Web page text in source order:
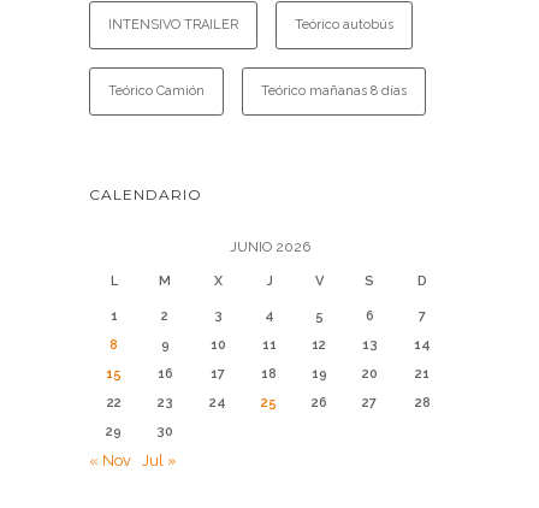
INTENSIVO TRAILER Teórico autobús
Teórico Camión Teórico mañanas 8 días
CALENDARIO
JUNIO 2026
L M X J V S D
1 2 3 4 5 6
7
8
9 10 11 12 13
14
15
16 17 18 19 20
21
22
23 24 25 26 27
28
29
30
« Nov Jul »